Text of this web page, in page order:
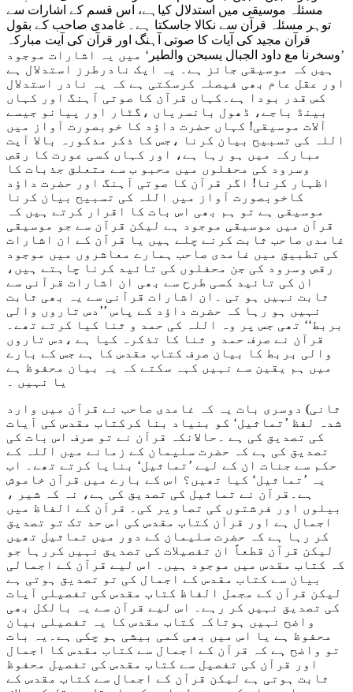
مسئلہ موسیقی میں استدلال کیاہے، اس قسم کے اشارات سے
توہر مسئلہ قرآن سے نکالا جاسکتا ہے۔ غامدی صاحب کے بقول
قرآن مجید کی آیات کا صوتی آہنگ اور قرآن کی آیت مبارکہ
’وسخرنا مع داود الجبال یسبحن والطیر ‘ میں یہ اشارات موجود
ہیں کہ موسیقی جائز ہے۔ یہ ایک نادرطرز استدلال ہے
اور عقل عام بھی فیصلہ کرسکتی ہے کہ یہ نادر استدلال
کس قدر بودا ہے۔کہاں قرآن کا صوتی آہنگ اور کہاں
بینڈ باجے، ڈھول بانسریاں ،گٹار اور پیانو جیسے
آلات موسیقی! کہاں حضرت داؤد کا خوبصورت آواز میں
اللہ کی تسبیح بیان کرنا ،جس کا ذکر مذکورہ بالا آیت
مبارکہ میں ہو رہا ہے، اور کہاں کسی عورت کا رقص
وسرود کی محفلوں میں محبو ب سے متعلق جذبات کا
اظہار کرنا! اگر قرآن کا صوتی آہنگ اور حضرت داؤد
کاخوبصورت آواز میں اللہ کی تسبیح بیان کرنا
موسیقی ہے تو ہم بھی اس بات کا اقرار کرتے ہیں کہ
قرآن میں موسیقی موجود ہے لیکن قرآن سے جو موسیقی
غامدی صاحب ثابت کرنے چلے ہیں یا قرآن کے ان اشارات
کی تطبیق میں غامدی صاحب ہمارے معاشروں میں موجود
رقص وسرود کی جن محفلوں کی تائید کرنا چاہتے ہیں،
ان کی تائید کسی طرح سے بھی ان اشارات قرآنی سے
ثابت نہیں ہو تی ۔ان اشارات قرآنی سے یہ بھی ثابت
نہیں ہو رہا کہ حضرت داؤد کے پاس ’’دس تاروں والی
بربط‘‘ تھی جس پر وہ اللہ کی حمد و ثنا کیا کرتے تھے۔
قرآن نے صرف حمد و ثنا کا تذکرہ کیا ہے ،دس تاروں
والی بربط کا بیان صرف کتاب مقدس کا ہے جس کے بارے
میں ہم یقین سے نہیں کہہ سکتے کہ یہ بیان محفوظ ہے
یا نہیں ۔
ثانی) دوسری بات یہ کہ غامدی صاحب نے قرآن میں وارد
شدہ لفظ ’تماثیل‘ کو بنیاد بنا کرکتاب مقدس کی آیات
کی تصدیق کی ہے ۔حالانکہ قرآن نے تو صرف اس بات کی
تصدیق کی ہے کہ حضرت سلیمان کے زمانے میں اللہ کے
حکم سے جنات ان کے لیے ’تماثیل‘ بنایا کرتے تھے۔ اب
یہ ’تماثیل‘ کیا تھیں؟ اس کے بارے میں قرآن خاموش
ہے۔قرآن نے تماثیل کی تصدیق کی ہے، نہ کہ شیر ،
بیلوں اور فرشتوں کی تصاویر کی۔ قرآن کے الفاظ میں
اجمال ہے اور قرآن کتاب مقدس کی اس حد تک تو تصدیق
کر رہا ہے کہ حضرت سلیمان کے دور میں تماثیل تھیں
لیکن قرآن قطعاً ان تفصیلات کی تصدیق نہیں کررہا جو
کہ کتاب مقدس میں موجود ہیں۔ اس لیے قرآن کے اجمالی
بیان سے کتاب مقدس کے اجمال کی تو تصدیق ہوتی ہے
لیکن قرآن کے مجمل الفاظ کتاب مقدس کی تفصیلی آیات
کی تصدیق نہیں کر رہے۔ اس لیے قرآن سے یہ بالکل بھی
واضح نہیں ہوتاکہ کتاب مقدس کا یہ تفصیلی بیان
محفوظ ہے یا اس میں بھی کمی بیشی ہو چکی ہے۔یہ بات
تو واضح ہے کہ قرآن کے اجمال سے کتاب مقدس کا اجمال
اور قرآن کی تفصیل سے کتاب مقدس کی تفصیل محفوظ
ثابت ہوتی ہے لیکن قرآن کے اجمال سے کتاب مقدس کے